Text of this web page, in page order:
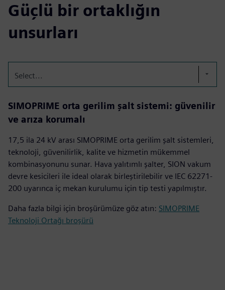
Güçlü bir ortaklığın
unsurları
Select...
SIMOPRIME orta gerilim şalt sistemi: güvenilir
ve arıza korumalı
17,5 ila 24 kV arası SIMOPRIME orta gerilim şalt sistemleri,
teknoloji, güvenilirlik, kalite ve hizmetin mükemmel
kombinasyonunu sunar. Hava yalıtımlı şalter, SION vakum
devre kesicileri ile ideal olarak birleştirilebilir ve IEC 62271-
200 uyarınca iç mekan kurulumu için tip testi yapılmıştır.
Daha fazla bilgi için broşürümüze göz atın: SIMOPRIME
Teknoloji Ortağı broşürü